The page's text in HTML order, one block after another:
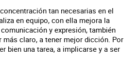
tan necesarias en el
en equipo, con ella mejora la
y expresión, también
más claro, a tener mejor dicción. Por
bien una tarea, a implicarse y a ser